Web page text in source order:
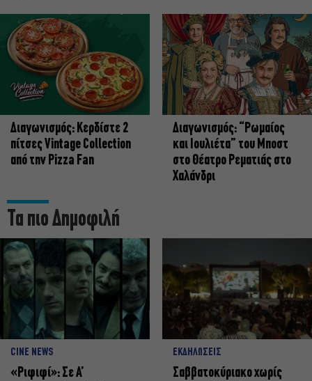
Διαγωνισμός: Κερδίστε 2
πίτσες Vintage Collection
από την Pizza Fan
Διαγωνισμός: “Ρωμαίος
και Ιουλιέτα” του Μποστ
στο Θέατρο Ρεματιάς στο
Χαλάνδρι
Τα πιο Δημοφιλή
CINE NEWS
«Ριφιφί»: Σε Α’
ΕΚΔΗΛΩΣΕΙΣ
Σαββατοκύριακο χωρίς